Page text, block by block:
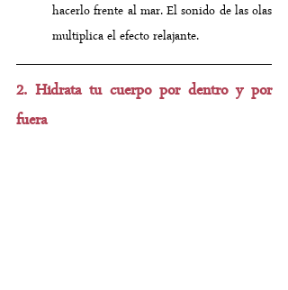
hacerlo frente al mar. El sonido de las olas
multiplica el efecto relajante.
2. Hidrata tu cuerpo por dentro y por
fuera